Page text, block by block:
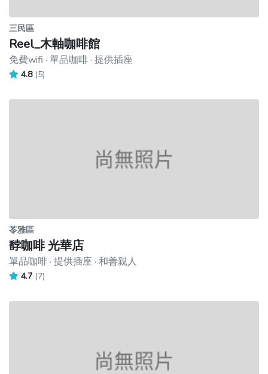
三民區
Reel_木軸咖啡館
免費wifi · 單品咖啡 · 提供插座
4.8 (5)
苓雅區
馞咖啡 光華店
單品咖啡 · 提供插座 · 和善親人
4.7 (7)